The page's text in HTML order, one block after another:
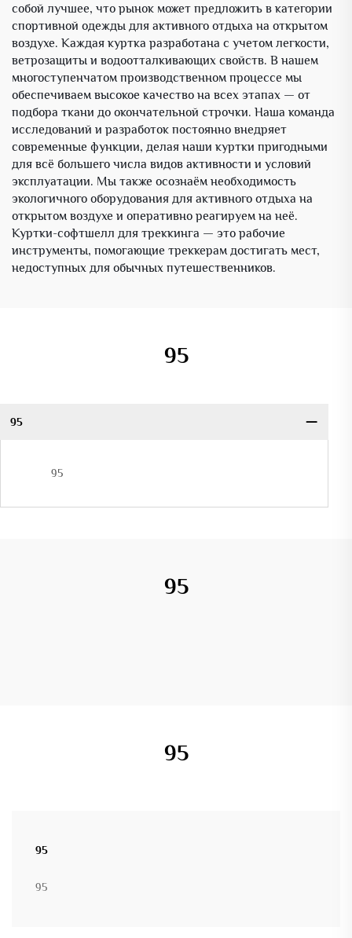
собой лучшее, что рынок может предложить в категории
спортивной одежды для активного отдыха на открытом
воздухе. Каждая куртка разработана с учетом легкости,
ветрозащиты и водоотталкивающих свойств. В нашем
многоступенчатом производственном процессе мы
обеспечиваем высокое качество на всех этапах — от
подбора ткани до окончательной строчки. Наша команда
исследований и разработок постоянно внедряет
современные функции, делая наши куртки пригодными
для всё большего числа видов активности и условий
эксплуатации. Мы также осознаём необходимость
экологичного оборудования для активного отдыха на
открытом воздухе и оперативно реагируем на неё.
Куртки-софтшелл для треккинга — это рабочие
инструменты, помогающие треккерам достигать мест,
недоступных для обычных путешественников.
95
95
95
95
95
95
95